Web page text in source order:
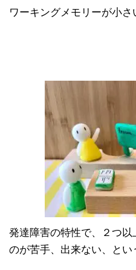
ワーキングメモリーが小さ
発達障害の特性で、２つ
のが苦手、出来ない、とい